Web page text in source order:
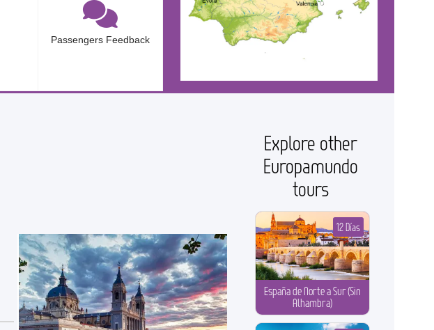
Passengers Feedback
Explore other
Europamundo
tours
España de Norte a Sur (Sin
Alhambra)
12 Días